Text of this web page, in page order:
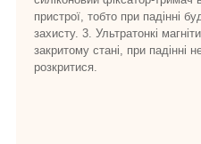
пристрої, тобто при падінні
захисту. 3. Ультратонкі
закритому стані, при падінні
розкритися.